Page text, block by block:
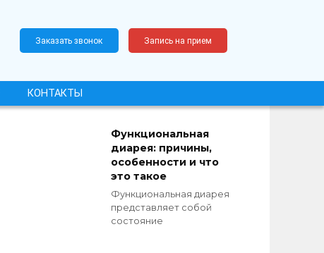
Заказать звонок Запись на прием
КОНТАКТЫ
Функциональная
диарея: причины,
особенности и что
это такое
Функциональная диарея
представляет собой
состояние